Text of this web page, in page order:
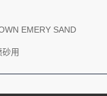
EMERY SAND
用